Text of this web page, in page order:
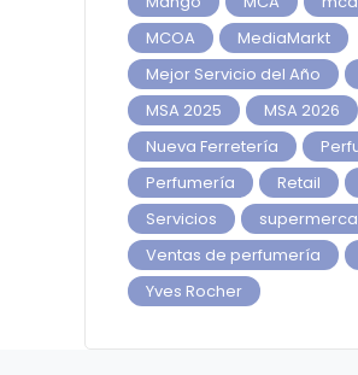
MCOA
MediaMarkt
Mejor Servicio del Año
MSA 2025
MSA 2026
Nueva Ferretería
Perfumería
Retail
Servicios
Ventas de perfumería
Yves Rocher